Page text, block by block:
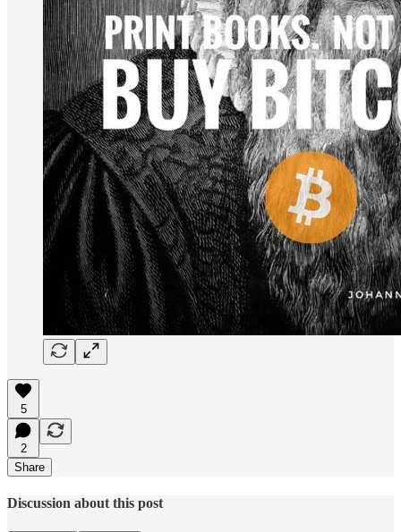
5
2
Share
Discussion about this post